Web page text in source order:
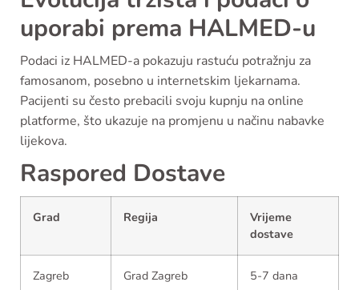
uporabi prema HALMED-u
Podaci iz HALMED-a pokazuju rastuću potražnju za
famosanom, posebno u internetskim ljekarnama.
Pacijenti su često prebacili svoju kupnju na online
platforme, što ukazuje na promjenu u načinu nabavke
lijekova.
Raspored Dostave
Grad Regija
Vrijeme
dostave
Zagreb Grad Zagreb 5-7 dana